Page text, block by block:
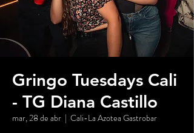
Gringo Tuesdays Cali
- TG Diana Castillo
mar, 28 de abr
  |
Cali-La Azotea Gastrobar